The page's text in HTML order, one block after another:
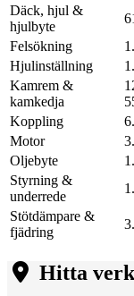
Däck, hjul &
hjulbyte
Felsökning
Hjulinställning
Kamrem &
kamkedja
Koppling
Motor
Oljebyte
Styrning &
underrede
Stötdämpare &
fjädring
Hitta